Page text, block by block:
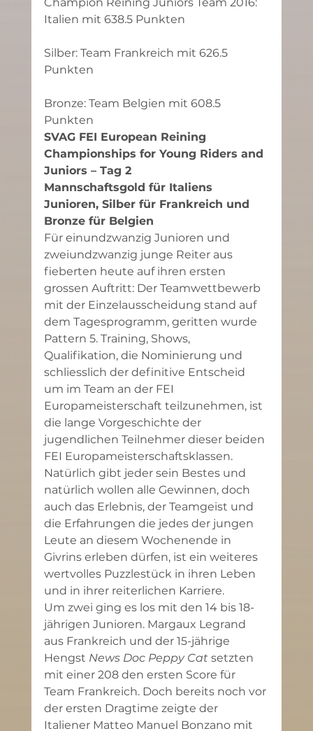
Italien mit 638.5 Punkten
Silber: Team Frankreich mit 626.5
Punkten
Bronze: Team Belgien mit 608.5
Punkten
SVAG FEI European Reining
Championships for Young Riders and
Juniors – Tag 2
Mannschaftsgold für Italiens
Junioren, Silber für Frankreich und
Bronze für Belgien
Für einundzwanzig Junioren und
zweiundzwanzig junge Reiter aus
fieberten heute auf ihren ersten
grossen Auftritt: Der Teamwettbewerb
mit der Einzelausscheidung stand auf
dem Tagesprogramm, geritten wurde
Pattern 5. Training, Shows,
Qualifikation, die Nominierung und
schliesslich der definitive Entscheid
um im Team an der FEI
Europameisterschaft teilzunehmen, ist
die lange Vorgeschichte der
jugendlichen Teilnehmer dieser beiden
FEI Europameisterschaftsklassen.
Natürlich gibt jeder sein Bestes und
natürlich wollen alle Gewinnen, doch
auch das Erlebnis, der Teamgeist und
die Erfahrungen die jedes der jungen
Leute an diesem Wochenende in
Givrins erleben dürfen, ist ein weiteres
wertvolles Puzzlestück in ihren Leben
und in ihrer reiterlichen Karriere.
Um zwei ging es los mit den 14 bis 18-
jährigen Junioren. Margaux Legrand
aus Frankreich und der 15-jährige
Hengst News Doc Peppy Cat setzten
mit einer 208 den ersten Score für
Team Frankreich. Doch bereits noch vor
der ersten Dragtime zeigte der
Italiener Matteo Manuel Bonzano mit